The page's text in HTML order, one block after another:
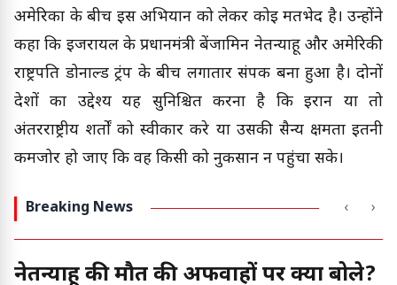
अमेरिका के बीच इस अभियान को लेकर कोई मतभेद है। उन्होंने
कहा कि इजरायल के प्रधानमंत्री बेंजामिन नेतन्याहू और अमेरिकी
राष्ट्रपति डोनाल्ड ट्रंप के बीच लगातार संपर्क बना हुआ है। दोनों
देशों का उद्देश्य यह सुनिश्चित करना है कि ईरान या तो
अंतरराष्ट्रीय शर्तों को स्वीकार करे या उसकी सैन्य क्षमता इतनी
कमजोर हो जाए कि वह किसी को नुकसान न पहुंचा सके।
Breaking News ‹ ›
नेतन्याहू की मौत की अफवाहों पर क्या बोले?